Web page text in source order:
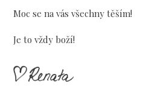
Moc se na vás všechny těším!
Je to vždy boží!